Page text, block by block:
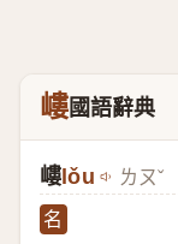
嶁國語辭典
嶁 lǒu ㄌㄡˇ
名